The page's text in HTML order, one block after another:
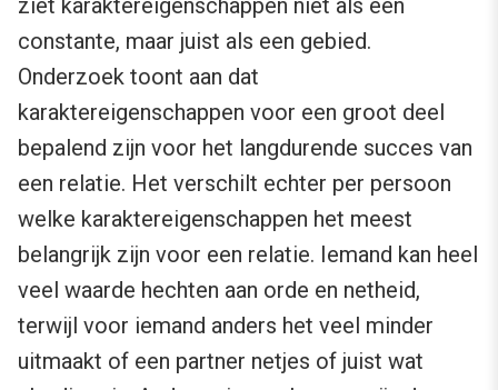
ziet karaktereigenschappen niet als een
constante, maar juist als een gebied.
Onderzoek toont aan dat
karaktereigenschappen voor een groot deel
bepalend zijn voor het langdurende succes van
een relatie. Het verschilt echter per persoon
welke karaktereigenschappen het meest
belangrijk zijn voor een relatie. Iemand kan heel
veel waarde hechten aan orde en netheid,
terwijl voor iemand anders het veel minder
uitmaakt of een partner netjes of juist wat